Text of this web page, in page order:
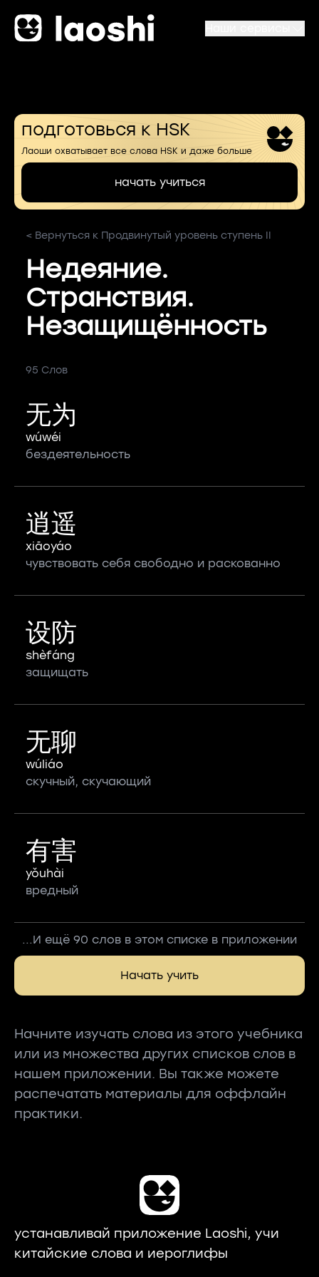
подготовься к HSK
Лаоши охватывает все слова HSK и даже больше
начать учиться
< Вернуться к Продвинутый уровень ступень II
Недеяние.
Странствия.
Незащищённость
95 Слов
无为
wúwéi
бездеятельность
逍遥
xiāoyáo
чувствовать себя свободно и раскованно
设防
shèfáng
защищать
无聊
wúliáo
скучный, скучающий
有害
yǒuhài
вредный
...И ещё 90 слов в этом списке в приложении
Начать учить
Начните изучать слова из этого учебника
или из множества других списков слов в
нашем приложении. Вы также можете
распечатать материалы для оффлайн
практики.
устанавливай приложение Laoshi, учи
китайские слова и иероглифы